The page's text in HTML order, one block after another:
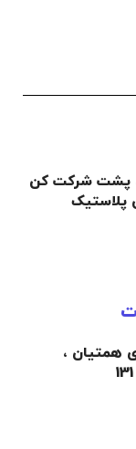
به تهران ، پشت شرکت کن
پلاستیک
همتیان ،